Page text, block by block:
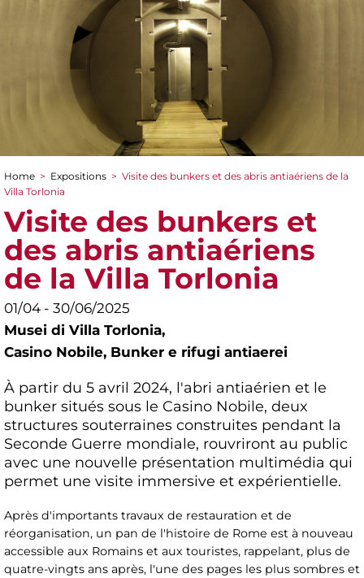
You are here
Home > Expositions > Visite des bunkers et des abris antiaériens de la
Villa Torlonia
Visite des bunkers et
des abris antiaériens
de la Villa Torlonia
01/04 - 30/06/2025
Musei di Villa Torlonia,
Casino Nobile, Bunker e rifugi antiaerei
À partir du 5 avril 2024, l'abri antiaérien et le
bunker situés sous le Casino Nobile, deux
structures souterraines construites pendant la
Seconde Guerre mondiale, rouvriront au public
avec une nouvelle présentation multimédia qui
permet une visite immersive et expérientielle.
Après d'importants travaux de restauration et de
réorganisation, un pan de l'histoire de Rome est à nouveau
accessible aux Romains et aux touristes, rappelant, plus de
quatre-vingts ans après, l'une des pages les plus sombres et